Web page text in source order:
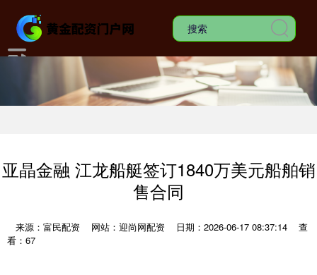
亚晶金融 江龙船艇签订1840万美元船舶销
售合同
来源：富民配资 网站：迎尚网配资 日期：2026-06-17 08:37:14
查
看：67